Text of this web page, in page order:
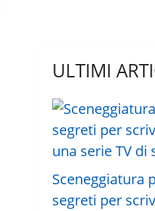
ULTIMI
Sceneggiatura
segreti per